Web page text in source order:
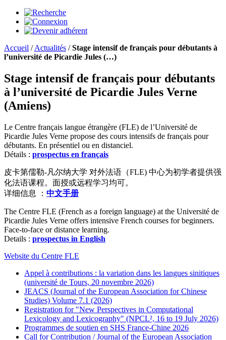
Accueil /Actualités /Stage intensif de français pour débutants à
l’université de Picardie Jules (…)
Stage intensif de français pour débutants
à l’université de Picardie Jules Verne
(Amiens)
Le Centre français langue étrangère (FLE) de l’Université de
Picardie Jules Verne propose des cours intensifs de français pour
débutants. En présentiel ou en distanciel.
Détails : prospectus en français
皮卡第儒勒-凡尔纳大学 对外法语（FLE) 中心为初学者提供强
化法语课程。面授或远程学习均可。
详细信息 ： 中文手册
The Centre FLE (French as a foreign language) at the Université de
Picardie Jules Verne offers intensive French courses for beginners.
Face-to-face or distance learning.
Details : prospectus in English
Website du Centre FLE
Appel à contributions : la variation dans les langues sinitiques
(université de Tours, 20 novembre 2026)
JEACS (Journal of the European Association for Chinese
Studies) Volume 7.1 (2026)
Registration for "New Perspectives in Computational
Lexicology and Lexicography" (NPCL², 16 to 19 July 2026)
Programmes de soutien en SHS France-Chine 2026
Call for Contribution / Journal of the European Association